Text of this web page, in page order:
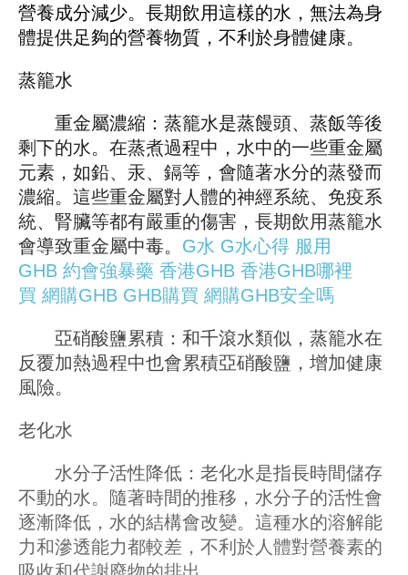
營養成分減少。長期飲用這樣的水，無法為身
體提供足夠的營養物質，不利於身體健康。
蒸籠水
重金屬濃縮：蒸籠水是蒸饅頭、蒸飯等後
剩下的水。在蒸煮過程中，水中的一些重金屬
元素，如鉛、汞、鎘等，會隨著水分的蒸發而
濃縮。這些重金屬對人體的神經系統、免疫系
統、腎臟等都有嚴重的傷害，長期飲用蒸籠水
會導致重金屬中毒。 G水 G水心得 服用
GHB 約會強暴藥 香港GHB 香港GHB哪裡
買 網購GHB GHB購買 網購GHB安全嗎
亞硝酸鹽累積：和千滾水類似，蒸籠水在
反覆加熱過程中也會累積亞硝酸鹽，增加健康
風險。
老化水
水分子活性降低：老化水是指長時間儲存
不動的水。隨著時間的推移，水分子的活性會
逐漸降低，水的結構會改變。這種水的溶解能
力和滲透能力都較差，不利於人體對營養素的